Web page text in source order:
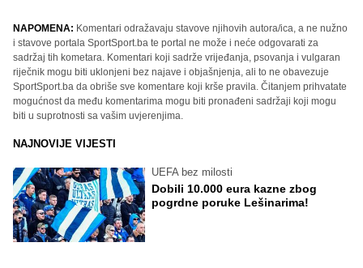
NAPOMENA: Komentari odražavaju stavove njihovih autora/ica, a ne nužno
i stavove portala SportSport.ba te portal ne može i neće odgovarati za
sadržaj tih kometara. Komentari koji sadrže vrijeđanja, psovanja i vulgaran
riječnik mogu biti uklonjeni bez najave i objašnjenja, ali to ne obavezuje
SportSport.ba da obriše sve komentare koji krše pravila. Čitanjem prihvatate
mogućnost da među komentarima mogu biti pronađeni sadržaji koji mogu
biti u suprotnosti sa vašim uvjerenjima.
NAJNOVIJE VIJESTI
UEFA bez milosti
Dobili 10.000 eura kazne zbog
pogrdne poruke Lešinarima!